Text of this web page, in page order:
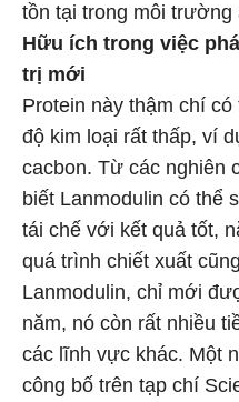
tồn tại trong môi trường
Hữu ích trong việc
trị mới
Protein này thậm chí
độ kim loại rất thấp, ví
cacbon. Từ các nghiên
biết Lanmodulin có thể
tái chế với kết quả tốt,
quá trình chiết xuất
Lanmodulin, chỉ mới
năm, nó còn rất nhiều
các lĩnh vực khác. Một
công bố trên tạp chí